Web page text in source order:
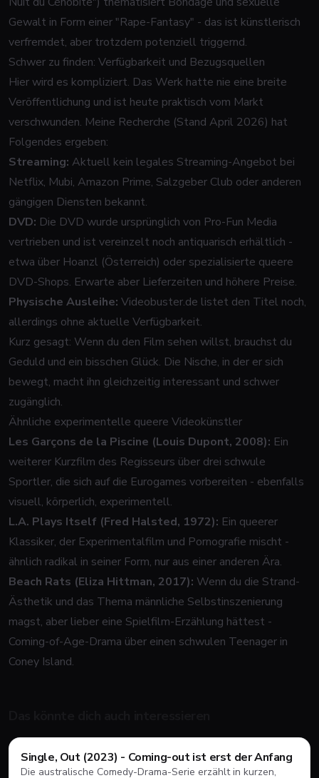
Gewalt in Form einer "Rape-Fantasy" - das ist künstlerisch
verfremdet, aber trotzdem potenziell triggernd.
Schwer zu finden: Verfügbarkeit und Bezugsquellen
Hier wird es kompliziert. Das Werk hatte nie eine breite
Veröffentlichung und ist heute praktisch vom Markt
verschwunden. Meine Recherche (Stand April 2026) hat
Folgendes ergeben:
Streaming: Aktuell kein legales Streaming-Angebot bei
Netflix, Mubi, Amazon Prime, Salzgeber Club oder anderen
gängigen Diensten bekannt.
DVD: Die DVD wurde ursprünglich von Pro-Fun Media
vertrieben und ist vereinzelt noch antiquarisch erhältlich -
etwa über Hoanzl (Österreich) oder spezialisierte queere
DVD-Shops. Erwarte aber Lieferzeiten und höhere Preise.
Physische Ausleihe: Videobuster.de listet den Titel noch,
allerdings ohne aktuelle Verfügbarkeit.
Kurz gesagt: Wenn du den Film sehen willst, brauchst du
Geduld und ein bisschen Glück. Die Nische, in der er sich
bewegt, macht ihn gleichzeitig interessant und schwer
zugänglich.
Ähnliche experimentelle queere Videokünstler
Les Garçons de la Piscine (Louis Dupont, 2008): Ein
weiterer Kurzfilm des Regisseurs über drei schwule
Sportler, die sich auf die Eurogames vorbereiten - ebenfalls
visuell, körperlich, experimentell.
L.A. Plays Itself (Fred Halsted, 1972): Ein queerer
Klassiker, der Experimentalfilm und Pornografie mischt -
ähnlich radikal in seiner Form, nur aus einer anderen Ära.
Beach Rats (Eliza Hittman, 2017): Wenn du die Strand-
Ästhetik und das Thema männliche Selbstinszenierung
magst, aber lieber eine Spielfilm-Erzählung hättest -
Coming-of-Age-Drama über einen schwulen Teenager in
Coney Island.
Filme & Serien
Single, Out (2023) - Coming-out ist erst der Anfang
Die australische Comedy-Drama-Serie erzählt in kurzen,